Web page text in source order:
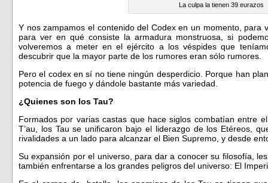
La culpa la tienen 39 eurazos
Y nos zampamos el contenido del Codex en un momento,
para ver en qué consiste la armadura monstruosa, si
volveremos a meter en el ejército a los véspides que
descubrir que la mayor parte de los rumores eran sólo rumores.
Pero el codex en sí no tiene ningún desperdicio. Porque han
potencia de fuego y dándole bastante más variedad.
¿Quienes son los Tau?
Formados por varias castas que hace siglos combatían entre
T’au, los Tau se unificaron bajo el liderazgo de los Etéreos,
rivalidades a un lado para alcanzar el Bien Supremo, y desde
Su expansión por el universo, para dar a conocer su filosofía,
también enfrentarse a los grandes peligros del universo: El